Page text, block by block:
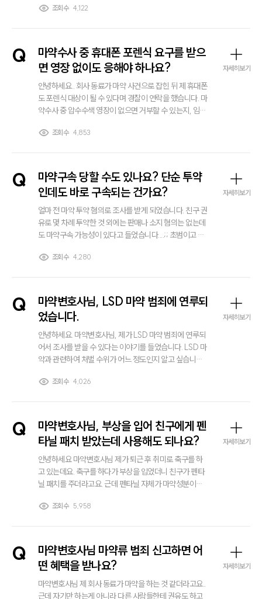
대륜의 강점
오시는 길
글로벌 파트너 로펌
고객의 소리
통합검색
AI대륜
주요 업무사례
사례분석/최신동향
법률정보
법률지식인
고객후기
전체
구성원 소개
해외이민전문변호사
언론보도
공지사항
법률 블로그
법률서식
뉴스레터/브로슈어
세미나
대륜법률상담예약
초범인데도 법적 조력이 필요한 상황인지 궁금합니다.
조회수 4,122
Q
마약수사 중 휴대폰 포렌식 요구를 받으
면 영장 없이도 응해야 하나요?
안녕하세요.. 회사 동료가 마약 사건으로 잡힌 뒤 제 휴대폰
도 포렌식 대상이 될 수 있다며 경찰이 연락을 했습니다. 마
약수사 중 압수수색 영장이 없으면 거부할 수 있는지, 임의
받으면 어떻게 해야 하는지 궁금합니다. 출석 전 꼭 알아둘
조회수 4,853
자세히보기
Q
마약구속 당할 수도 있나요? 단순 투약
인데도 바로 구속되는 건가요?
얼마 전 마약 투약 혐의로 조사를 받게 되었습니다. 친구 권
유로 몇 차례 투약한 것 외에는 판매나 소지 혐의는 없는데
도 마약구속 가능성이 있다고 들었습니다....;; 초범이고 반
준이 어떻게 되는지 궁금합니다.
조회수 4,280
자세히보기
Q
마약변호사님, LSD 마약 범죄에 연루되
었습니다.
안녕하세요. 마약변호사님, 제가 LSD 마약 범죄에 연루되
어서 조사를 받을 수 있다는 이야기를 들었습니다. LSD 마
약과 관련하여 처벌 수위가 어느 정도인지 알고 싶습니다.
하더라도 실형이 선고될 수 있는지 궁금합니다.
조회수 4,026
자세히보기
Q
마약변호사님, 부상을 입어 친구에게 펜
타닐 패치 받았는데 사용해도 되나요?
안녕하세요 마약변호사님 제가 퇴근 후 취미로 축구를 하
고 있는데요. 축구를 하다가 부상을 입었더니 친구가 펜타
닐 패치를 주더라고요. 근데 펜타닐 자체가 마약성분이라
하다면 사용하고 싶은데 써도 되는걸까요?
조회수 5,958
자세히보기
Q
마약변호사님 마약류 범죄 신고하면 어
떤 혜택을 받나요?
마약변호사님 제 회사 동료가 마약을 하는 것 같더라고요..
근데 자기만 하는게 아니라 다른 사람들한테 권유도 하고
자세히보기